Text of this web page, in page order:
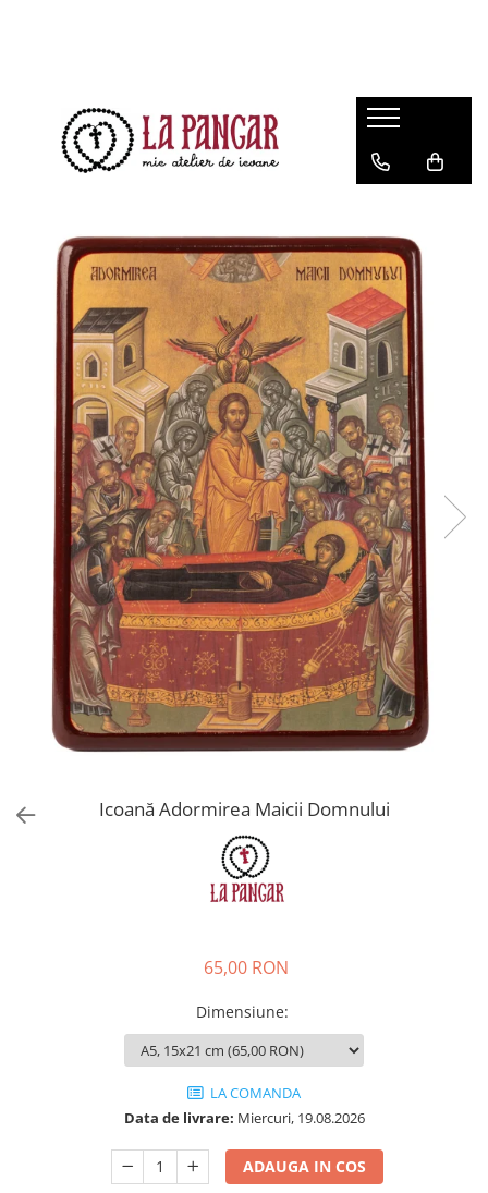
Icoană Adormirea Maicii Domnului
65,00 RON
Dimensiune:
LA COMANDA
Data de livrare: Miercuri, 19.08.2026
ADAUGA IN COS